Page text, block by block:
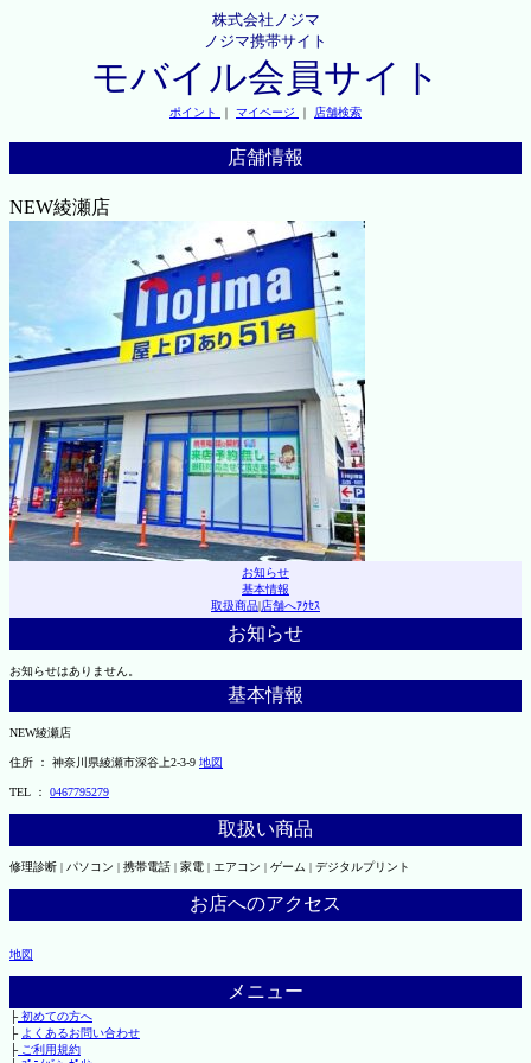
株式会社ノジマ
ノジマ携帯サイト
モバイル会員サイト
ポイント ｜ マイページ ｜ 店舗検索
店舗情報
NEW綾瀬店
お知らせ
基本情報
取扱商品|店舗へｱｸｾｽ
お知らせ
お知らせはありません。
基本情報
NEW綾瀬店
住所 ： 神奈川県綾瀬市深谷上2-3-9 地図
TEL ： 0467795279
取扱い商品
修理診断 | パソコン | 携帯電話 | 家電 | エアコン | ゲーム | デジタルプリント
お店へのアクセス
地図
メニュー
├初めての方へ
├ よくあるお問い合わせ
├ご利用規約